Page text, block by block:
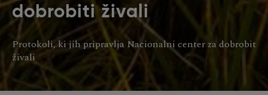
dobrobiti živali
Protokoli, ki jih pripravlja Nacionalni center za dobrobit
živali